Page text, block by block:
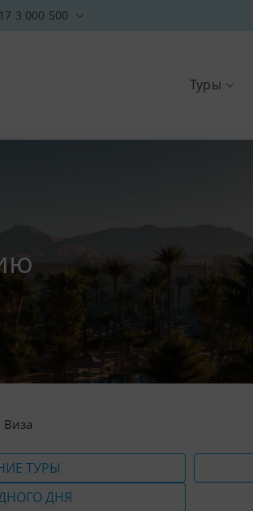
3 000 500
Туры
Виза
ТУРЫ
ДНЯ